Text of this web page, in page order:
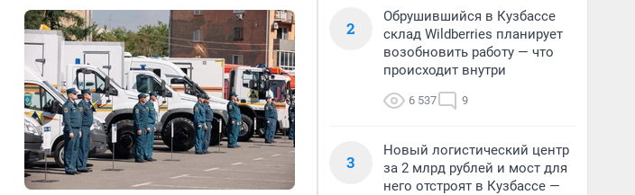
2
Обрушившийся в Кузбассе
склад Wildberries планирует
возобновить работу — что
происходит внутри
6 537 9
3
Новый логистический центр
за 2 млрд рублей и мост для
него отстроят в Кузбассе —